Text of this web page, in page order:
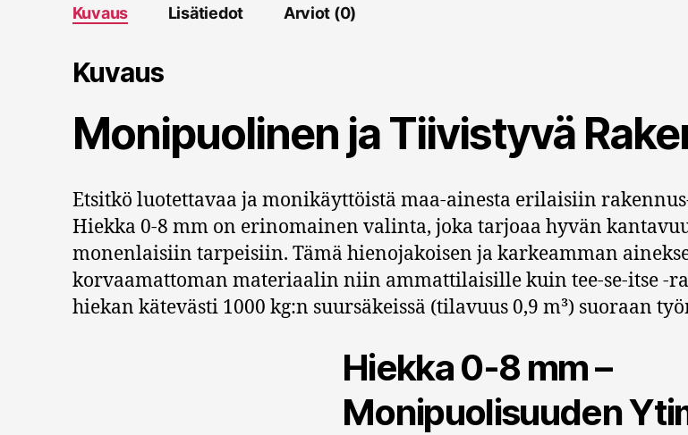
Kuvaus Lisätiedot Arviot (0)
Kuvaus
Monipuolinen ja Tiivistyvä
Etsitkö luotettavaa ja monikäyttöistä maa-ainesta erilaisiin
Hiekka 0-8 mm on erinomainen valinta, joka tarjoaa hyvän
monenlaisiin tarpeisiin. Tämä hienojakoisen ja karkeamman
korvaamattoman materiaalin niin ammattilaisille kuin tee-se-itse -
hiekan kätevästi 1000 kg:n suursäkeissä (tilavuus 0,9 m³) suoraan
Hiekka 0-8 mm –
Monipuolisuuden